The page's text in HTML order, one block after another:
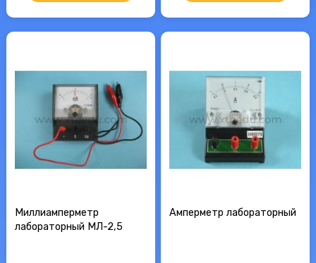
Миллиамперметр
лабораторный МЛ-2,5
Амперметр лабораторный